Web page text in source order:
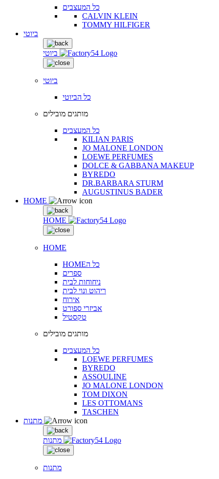
כל המעצבים
CALVIN KLEIN
TOMMY HILFIGER
ביוטי
ביוטי
ביוטי
כל הביוטי
מותגים מובילים
כל המעצבים
KILIAN PARIS
JO MALONE LONDON
LOEWE PERFUMES
DOLCE & GABBANA MAKEUP
BYREDO
DR.BARBARA STURM
AUGUSTINUS BADER
HOME
HOME
HOME
HOMEכל ה
ספרים
ניחוחות לבית
ריהוט ונוי לבית
אירוח
אביזרי ספורט
טקסטיל
מותגים מובילים
כל המעצבים
LOEWE PERFUMES
BYREDO
ASSOULINE
JO MALONE LONDON
TOM DIXON
LES OTTOMANS
TASCHEN
מתנות
מתנות